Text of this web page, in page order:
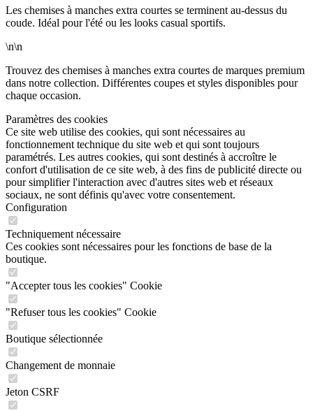
Les chemises à manches extra courtes se terminent au-dessus du
coude. Idéal pour l'été ou les looks casual sportifs.
\n\n
Trouvez des chemises à manches extra courtes de marques premium
dans notre collection. Différentes coupes et styles disponibles pour
chaque occasion.
Paramètres des cookies
Ce site web utilise des cookies, qui sont nécessaires au
fonctionnement technique du site web et qui sont toujours
paramétrés. Les autres cookies, qui sont destinés à accroître le
confort d'utilisation de ce site web, à des fins de publicité directe ou
pour simplifier l'interaction avec d'autres sites web et réseaux
sociaux, ne sont définis qu'avec votre consentement.
Configuration
Techniquement nécessaire
Ces cookies sont nécessaires pour les fonctions de base de la
boutique.
"Accepter tous les cookies" Cookie
"Refuser tous les cookies" Cookie
Boutique sélectionnée
Changement de monnaie
Jeton CSRF